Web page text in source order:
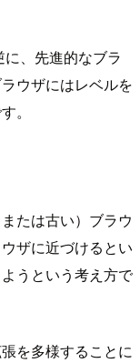
、先進的なブラ
ウザにはレベルを
。
たは古い）ブラウ
ザに近づけるとい
うという考え方で
を多様することに